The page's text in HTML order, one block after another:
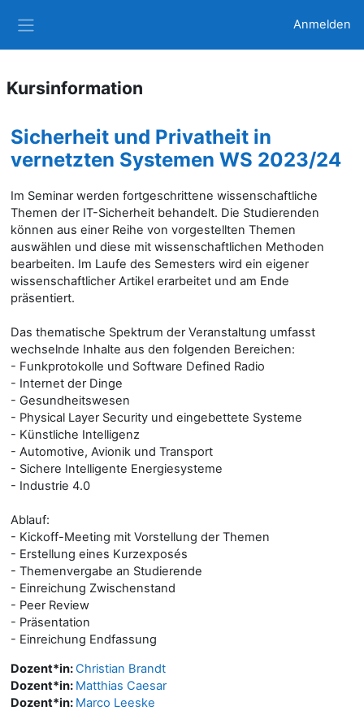
Anmelden
Kursinformation
Sicherheit und Privatheit in
vernetzten Systemen WS 2023/24
Im Seminar werden fortgeschrittene wissenschaftliche
Themen der IT-Sicherheit behandelt. Die Studierenden
können aus einer Reihe von vorgestellten Themen
auswählen und diese mit wissenschaftlichen Methoden
bearbeiten. Im Laufe des Semesters wird ein eigener
wissenschaftlicher Artikel erarbeitet und am Ende
präsentiert.
Das thematische Spektrum der Veranstaltung umfasst
wechselnde Inhalte aus den folgenden Bereichen:
- Funkprotokolle und Software Defined Radio
- Internet der Dinge
- Gesundheitswesen
- Physical Layer Security und eingebettete Systeme
- Künstliche Intelligenz
- Automotive, Avionik und Transport
- Sichere Intelligente Energiesysteme
- Industrie 4.0
Ablauf:
- Kickoff-Meeting mit Vorstellung der Themen
- Erstellung eines Kurzexposés
- Themenvergabe an Studierende
- Einreichung Zwischenstand
- Peer Review
- Präsentation
- Einreichung Endfassung
Dozent*in:Christian Brandt
Dozent*in: Matthias Caesar
Dozent*in: Marco Leeske